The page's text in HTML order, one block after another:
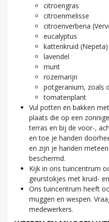
citroengras
citroenmelisse
citroenverbena
eucalyptus
kattenkruid (Nepeta)
lavendel
munt
rozemarijn
potgeranium, zoals
tomatenplant
Vul potten en bakken
plaats die op een
terras en bij de voor-,
en toe je handen
en zijn je handen
beschermd.
Kijk in ons tuincentrum
geurstokjes met kruid-
Ons tuincentrum heeft
muggen en wespen.
medewerkers.